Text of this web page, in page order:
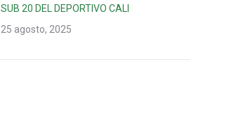
SUB 20 DEL DEPORTIVO CALI
25 agosto, 2025